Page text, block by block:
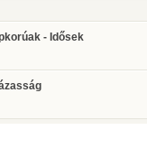
- Idősek